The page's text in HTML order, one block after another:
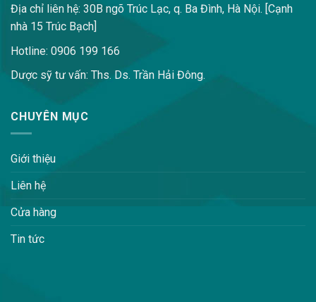
Địa chỉ liên hệ: 30B ngõ Trúc Lạc, q. Ba Đình, Hà Nội. [Cạnh
nhà 15 Trúc Bạch]
Hotline: 0906 199 166
Dược sỹ tư vấn: Ths. Ds. Trần Hải Đông.
CHUYÊN MỤC
Giới thiệu
Liên hệ
Cửa hàng
Tin tức